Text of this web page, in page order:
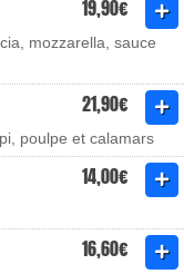
19,90€
mozzarella, sauce
21,90€
poulpe et calamars
14,00€
16,60€